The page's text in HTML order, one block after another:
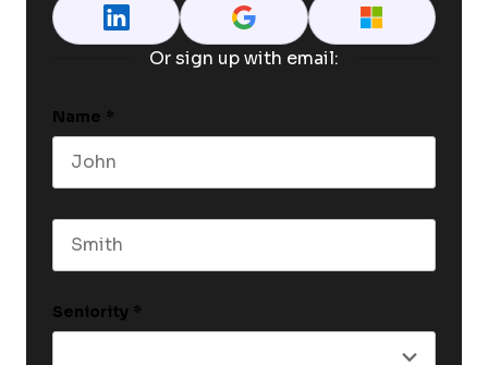
Or sign up with email:
Name *
Seniority *